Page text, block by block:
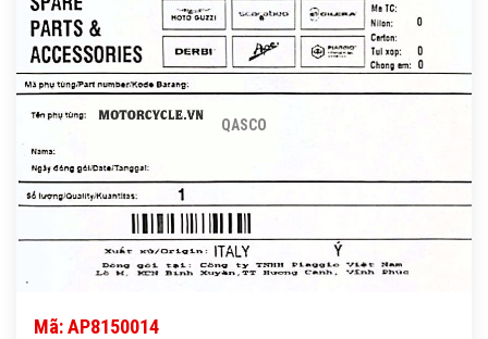
QASCO
Mã: AP8150014